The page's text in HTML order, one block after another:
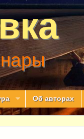
Об авторах